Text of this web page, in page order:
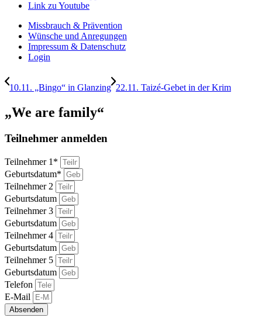
Link zu Youtube
Missbrauch & Prävention
Wünsche und Anregungen
Impressum & Datenschutz
Login
10.11. „Bingo“ in Glanzing 22.11. Taizé-Gebet in der Krim
„We are family“
Teilnehmer anmelden
Teilnehmer 1*
Geburtsdatum*
Teilnehmer 2
Geburtsdatum
Teilnehmer 3
Geburtsdatum
Teilnehmer 4
Geburtsdatum
Teilnehmer 5
Geburtsdatum
Telefon
E-Mail
Absenden